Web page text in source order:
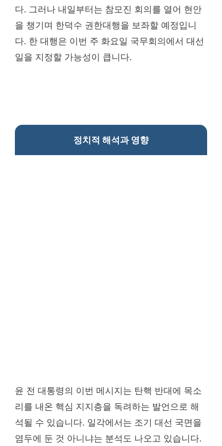
다. 그러나 내일부터는 참모진 회의를 열어 현안
을 챙기며 한덕수 권한대행을 보좌할 예정입니
다. 한 대행은 이번 주 화요일 국무회의에서 대선
일을 지정할 가능성이 큽니다.
정치적 해석과 영향
윤 전 대통령의 이번 메시지는 탄핵 반대에 목소
리를 내온 핵심 지지층을 독려하는 발언으로 해
석될 수 있습니다. 일각에서는 조기 대선 국면을
염두에 둔 것 아니냐는 분석도 나오고 있습니다.